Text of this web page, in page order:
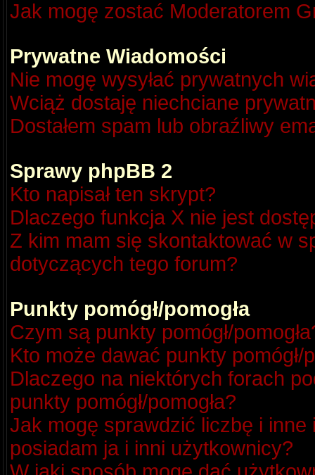
Jak mogę zostać Moderatorem
Prywatne Wiadomości
Nie mogę wysyłać prywatnych
Wciąż dostaję niechciane
Dostałem spam lub obraźliwy
Sprawy phpBB 2
Kto napisał ten skrypt?
Dlaczego funkcja X nie jest
Z kim mam się skontaktować w
dotyczących tego forum?
Punkty pomógł/pomogła
Czym są punkty pomógł/
Kto może dawać punkty pomógł/
Dlaczego na niektórych forach
punkty pomógł/pomogła?
Jak mogę sprawdzić liczbę i
posiadam ja i inni użytkownicy?